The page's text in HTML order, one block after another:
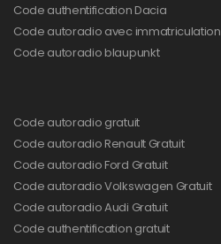
Code authentification Dacia
Code autoradio avec immatriculation
Code autoradio blaupunkt
Code autoradio gratuit
Code autoradio Renault Gratuit
Code autoradio Ford Gratuit
Code autoradio Volkswagen Gratuit
Code autoradio Audi Gratuit
Code authentification gratuit